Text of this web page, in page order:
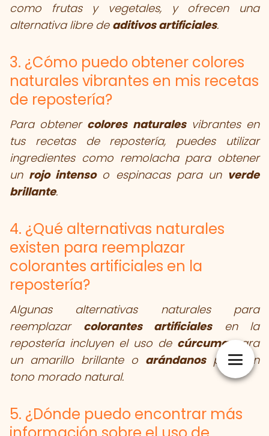
como frutas y vegetales, y ofrecen una
alternativa libre de aditivos artificiales.
3. ¿Cómo puedo obtener colores
naturales vibrantes en mis recetas
de repostería?
Para obtener colores naturalesvibrantes en
tus recetas de repostería, puedes utilizar
ingredientes como remolacha para obtener
un rojo intensoo espinacas para un verde
brillante.
4. ¿Qué alternativas naturales
existen para reemplazar
colorantes artificiales en la
repostería?
Algunas alternativas naturales para
reemplazar colorantes artificialesen la
repostería incluyen el uso de cúrcumapara
un amarillo brillante o arándanospara un
tono morado natural.
5. ¿Dónde puedo encontrar más